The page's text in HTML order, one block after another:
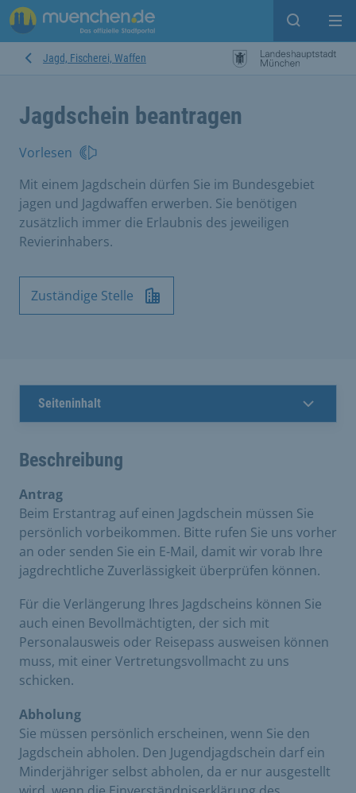
Suche
Jagd, Fischerei, Waffen
Jagdschein beantragen
Vorlesen
Mit einem Jagdschein dürfen Sie im Bundesgebiet
jagen und Jagdwaffen erwerben. Sie benötigen
zusätzlich immer die Erlaubnis des jeweiligen
Revierinhabers.
Zuständige Stelle
Seiteninhalt
Beschreibung
Antrag
Beim Erstantrag auf einen Jagdschein müssen Sie
persönlich vorbeikommen. Bitte rufen Sie uns vorher
an oder senden Sie ein E-Mail, damit wir vorab Ihre
jagdrechtliche Zuverlässigkeit überprüfen können.
Für die Verlängerung Ihres Jagdscheins können Sie
auch einen Bevollmächtigten, der sich mit
Personalausweis oder Reisepass ausweisen können
muss, mit einer Vertretungsvollmacht zu uns
schicken.
Abholung
Sie müssen persönlich erscheinen, wenn Sie den
Jagdschein abholen. Den Jugendjagdschein darf ein
Minderjähriger selbst abholen, da er nur ausgestellt